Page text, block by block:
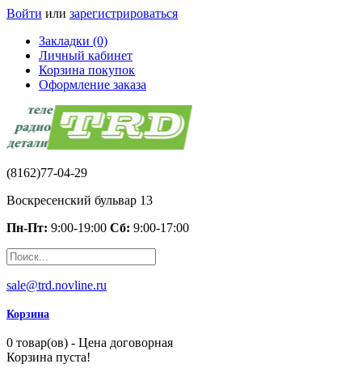
Войти или зарегистрироваться
Закладки (0)
Личный кабинет
Корзина покупок
Оформление заказа
(8162)77-04-29
Воскресенский бульвар 13
Пн-Пт: 9:00-19:00 Сб: 9:00-17:00
sale@trd.novline.ru
Корзина
0 товар(ов) - Цена договорная
Корзина пуста!